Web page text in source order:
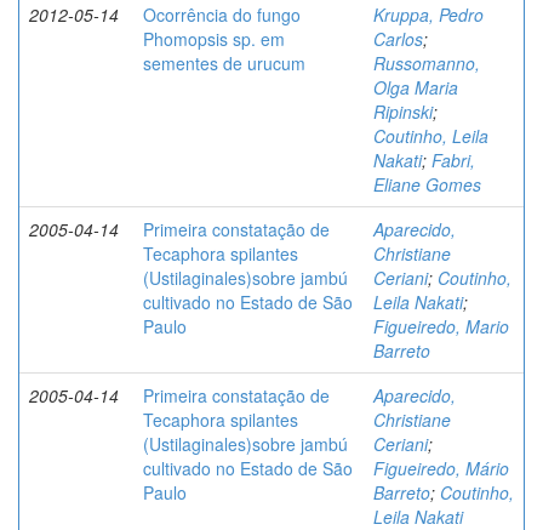
2012-05-14
Ocorrência do fungo
Phomopsis sp. em
sementes de urucum
Kruppa, Pedro
Carlos;
Russomanno,
Olga Maria
Ripinski;
Coutinho, Leila
Nakati; Fabri,
Eliane Gomes
2005-04-14
Primeira constatação de
Tecaphora spilantes
(Ustilaginales)sobre jambú
cultivado no Estado de São
Paulo
Aparecido,
Christiane
Ceriani; Coutinho,
Leila Nakati;
Figueiredo, Mario
Barreto
2005-04-14
Primeira constatação de
Tecaphora spilantes
(Ustilaginales)sobre jambú
cultivado no Estado de São
Paulo
Aparecido,
Christiane
Ceriani;
Figueiredo, Mário
Barreto; Coutinho,
Leila Nakati